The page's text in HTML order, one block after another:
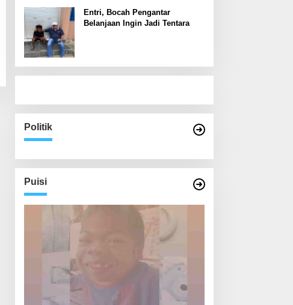
Entri, Bocah Pengantar
Belanjaan Ingin Jadi Tentara
Politik
Puisi